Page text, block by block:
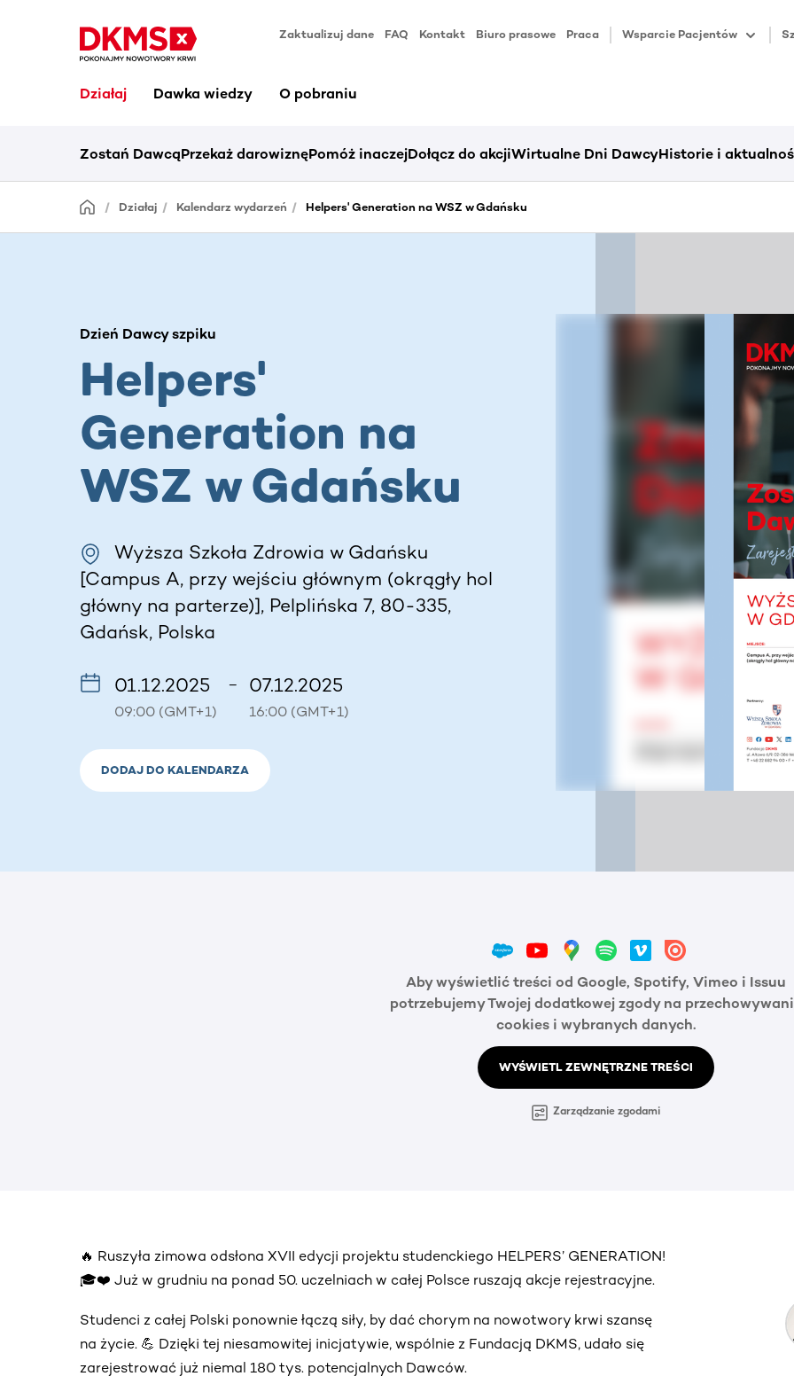
Zaktualizuj dane FAQ Kontakt Biuro prasowe Praca Wsparcie Pacjentów
Działaj Dawka wiedzy O pobraniu
Zostań DawcąPrzekaż darowiznęPomóż inaczejDołącz do akcjiWirtualne Dni DawcyHistorie i
Działaj Kalendarz wydarzeń Helpers' Generation na WSZ w Gdańsku
Dzień Dawcy szpiku
Helpers'
Generation na
WSZ w Gdańsku
Wyższa Szkoła Zdrowia w Gdańsku
[Campus A, przy wejściu głównym (okrągły hol
główny na parterze)], Pelplińska 7, 80-335,
Gdańsk, Polska
01.12.2025
09:00 (GMT+1)
– 07.12.2025
16:00 (GMT+1)
DODAJ DO KALENDARZA
Aby wyświetlić treści od Google, Spotify, Vimeo i Issuu
potrzebujemy Twojej dodatkowej zgody na
cookies i wybranych danych.
WYŚWIETL ZEWNĘTRZNE TREŚCI
Zarządzanie zgodami
🔥 Ruszyła zimowa odsłona XVII edycji projektu studenckiego HELPERS’ GENERATION!
🎓❤️ Już w grudniu na ponad 50. uczelniach w całej Polsce ruszają akcje rejestracyjne.
Studenci z całej Polski ponownie łączą siły, by dać chorym na nowotwory krwi szansę
na życie. 💪 Dzięki tej niesamowitej inicjatywie, wspólnie z Fundacją DKMS, udało się
zarejestrować już niemal 180 tys. potencjalnych Dawców.